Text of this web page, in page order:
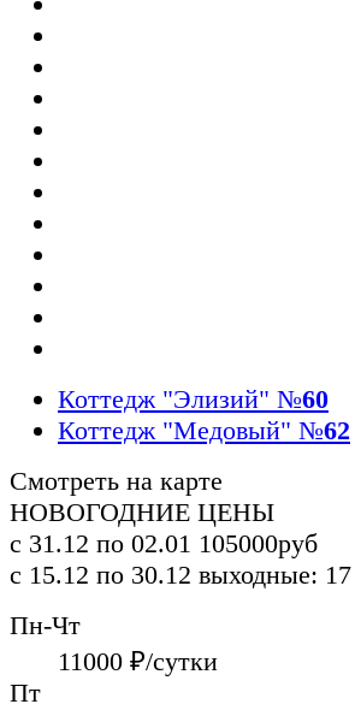
Коттедж "Элизий" №60
Коттедж "Медовый" №62
Смотреть на карте
НОВОГОДНИЕ ЦЕНЫ
с 31.12 по 02.01 105000руб
с 15.12 по 30.12 выходные:
Пн-Чт
11000 ₽/сутки
Пт